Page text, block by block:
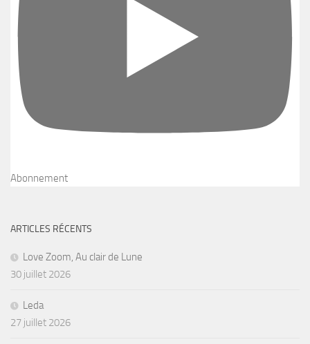
Abonnement
ARTICLES RÉCENTS
Love Zoom, Au clair de Lune
30 juillet 2026
Leda
27 juillet 2026